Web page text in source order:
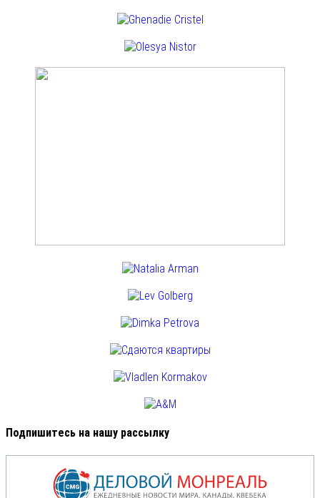
Подпишитесь на нашу рассылку